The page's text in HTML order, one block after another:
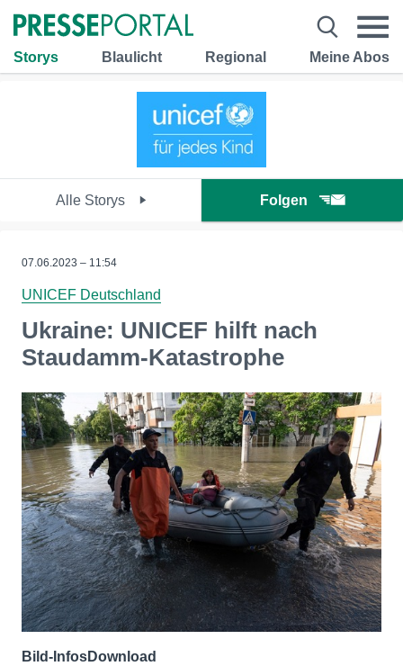
Storys Blaulicht Regional Meine Abos
Alle Storys Folgen
07.06.2023 – 11:54
UNICEF Deutschland
Ukraine: UNICEF hilft nach
Staudamm-Katastrophe
Bild-InfosDownload